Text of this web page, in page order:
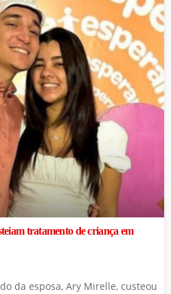
tratamento de criança em
da esposa, Ary Mirelle, custeou